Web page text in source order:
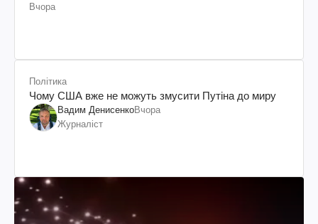
Вчора
Політика
Чому США вже не можуть змусити Путіна до миру
Вадим ДенисенкоВчора
Журналіст